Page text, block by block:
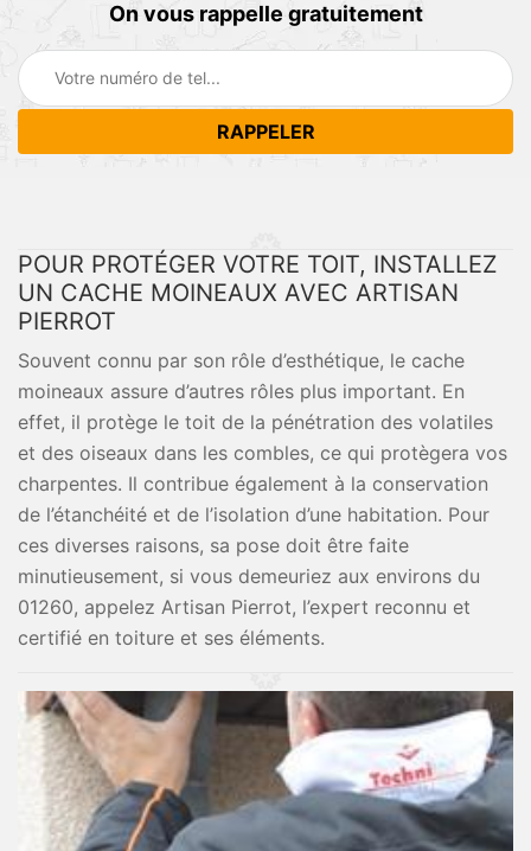
On vous rappelle gratuitement
POUR PROTÉGER VOTRE TOIT, INSTALLEZ
UN CACHE MOINEAUX AVEC ARTISAN
PIERROT
Souvent connu par son rôle d’esthétique, le cache
moineaux assure d’autres rôles plus important. En
effet, il protège le toit de la pénétration des volatiles
et des oiseaux dans les combles, ce qui protègera vos
charpentes. Il contribue également à la conservation
de l’étanchéité et de l’isolation d’une habitation. Pour
ces diverses raisons, sa pose doit être faite
minutieusement, si vous demeuriez aux environs du
01260, appelez Artisan Pierrot, l’expert reconnu et
certifié en toiture et ses éléments.